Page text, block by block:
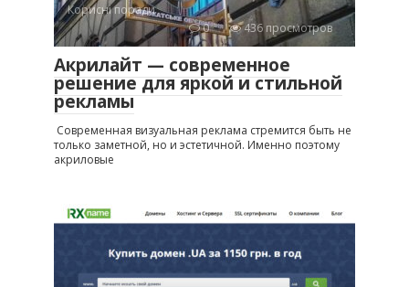
Корисні поради
0
436 просмотров
Акрилайт — современное
решение для яркой и стильной
рекламы
Современная визуальная реклама стремится быть не
только заметной, но и эстетичной. Именно поэтому
акриловые